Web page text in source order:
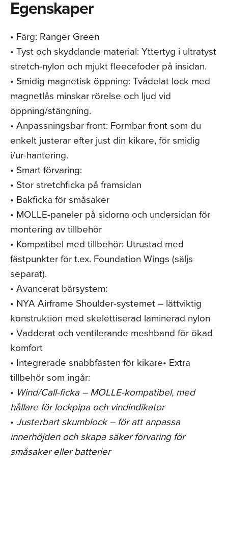
Egenskaper
• Färg: Ranger Green
• Tyst och skyddande material: Yttertyg i ultratyst
stretch-nylon och mjukt fleecefoder på insidan.
• Smidig magnetisk öppning: Tvådelat lock med
magnetlås minskar rörelse och ljud vid
öppning/stängning.
• Anpassningsbar front: Formbar front som du
enkelt justerar efter just din kikare, för smidig
i/ur-hantering.
• Smart förvaring:
• Stor stretchficka på framsidan
• Bakficka för småsaker
• MOLLE-paneler på sidorna och undersidan för
montering av tillbehör
• Kompatibel med tillbehör: Utrustad med
fästpunkter för t.ex. Foundation Wings (säljs
separat).
• Avancerat bärsystem:
• NYA Airframe Shoulder-systemet – lättviktig
konstruktion med skelettiserad laminerad nylon
• Vadderat och ventilerande meshband för ökad
komfort
• Integrerade snabbfästen för kikare• Extra
tillbehör som ingår:
• Wind/Call-ficka – MOLLE-kompatibel, med
hållare för lockpipa och vindindikator
• Justerbart skumblock – för att anpassa
innerhöjden och skapa säker förvaring för
småsaker eller batterier